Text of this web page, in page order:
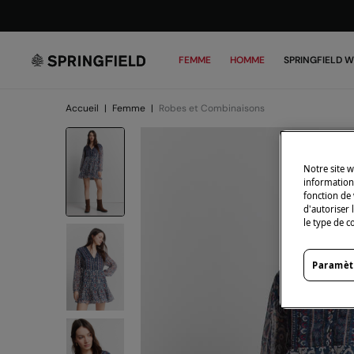
FEMME HOMME SPRINGFIELD
Accueil | Femme | Robes et Combinaisons
Notre site
fonction de
d'autoriser
le type de